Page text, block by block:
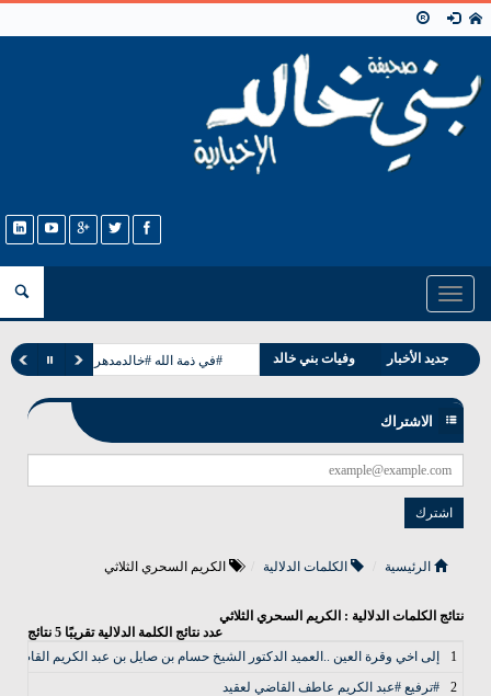
Toggle
navigation
جديد الأخبار وفيات بني خالد #في ذمة الله #خالدمدهر مرعي الخالدي
الاشتراك
الرئيسية الكلمات الدلالية الكريم السحري الثلاثي
نتائج الكلمات الدلالية : الكريم السحري الثلاثي
عدد نتائج الكلمة الدلالية تقريبًا 5 نتائج
1
إلى اخي وقرة العين ..العميد الدكتور الشيخ حسام بن صايل بن عبد الكريم القاضي
2
#ترفيع #عبد الكريم عاطف القاضي لعقيد